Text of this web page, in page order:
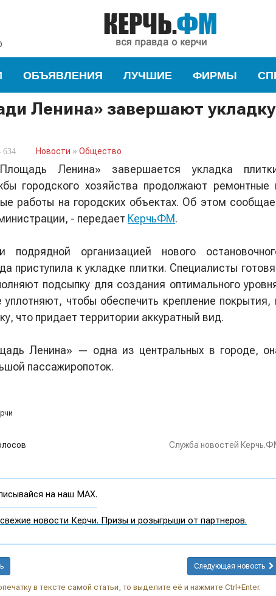
ОБЪЯВЛЕНИЯ ЛУЧШИЕ ФИРМЫ
Ленина» завершают укладку
Новости » Общество
Ленина» завершается укладка
городского хозяйства продолжают ремонтные
работы на городских объектах. Об этом
- передает КерчьФМ.
подрядной организацией нового
приступила к укладке плитки. Специалисты
подсыпку для создания оптимального
чтобы обеспечить крепление покрытия,
что придает территории аккуратный вид.
Ленина» — одна из центральных в городе,
пассажиропоток.
Служба новостей
на наш MAX.
новости Керчи. Призы и розыгрыши от партнеров.
Следующая новость
в тексте самой статьи, то выделите её и нажмите Ctrl+Enter.